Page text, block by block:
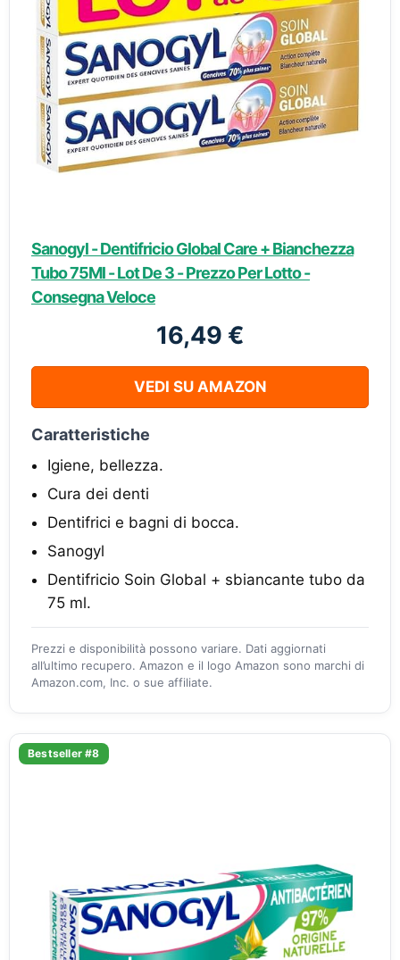
Sanogyl - Dentifricio Global Care + Bianchezza
Tubo 75Ml - Lot De 3 - Prezzo Per Lotto -
Consegna Veloce
16,49 €
VEDI SU AMAZON
Caratteristiche
Igiene, bellezza.
Cura dei denti
Dentifrici e bagni di bocca.
Sanogyl
Dentifricio Soin Global + sbiancante tubo da
75 ml.
Prezzi e disponibilità possono variare. Dati aggiornati
all’ultimo recupero. Amazon e il logo Amazon sono marchi di
Amazon.com, Inc. o sue affiliate.
Bestseller #8